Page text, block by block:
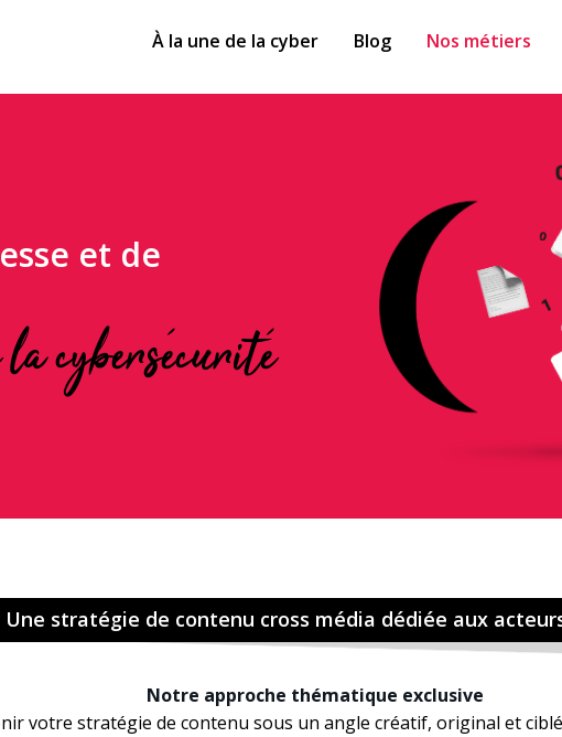
À la une de la cyber Blog Nos métiers
et de
cybersécurité
Une stratégie de contenu cross média dédiée aux
Notre approche thématique exclusive
votre stratégie de contenu sous un angle créatif, original et